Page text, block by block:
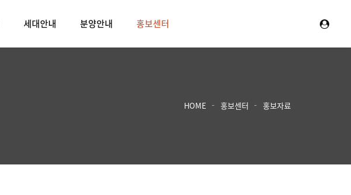
세대안내 분양안내 홍보센터
HOME 홍보센터 홍보자료